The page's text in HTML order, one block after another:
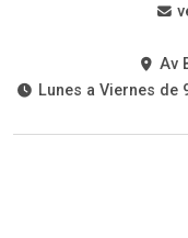
Av
Lunes a Viernes de